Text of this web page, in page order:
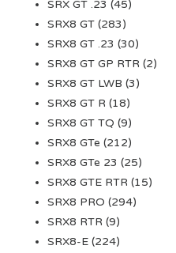
SRX GT .23 (45)
SRX8 GT (283)
SRX8 GT .23 (30)
SRX8 GT GP RTR (2)
SRX8 GT LWB (3)
SRX8 GT R (18)
SRX8 GT TQ (9)
SRX8 GTe (212)
SRX8 GTe 23 (25)
SRX8 GTE RTR (15)
SRX8 PRO (294)
SRX8 RTR (9)
SRX8-E (224)